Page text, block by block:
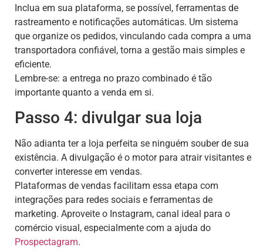
Inclua em sua plataforma, se possível, ferramentas de
rastreamento e notificações automáticas. Um sistema
que organize os pedidos, vinculando cada compra a uma
transportadora confiável, torna a gestão mais simples e
eficiente.
Lembre-se: a entrega no prazo combinado é tão
importante quanto a venda em si.
Passo 4: divulgar sua loja
Não adianta ter a loja perfeita se ninguém souber de sua
existência. A divulgação é o motor para atrair visitantes e
converter interesse em vendas.
Plataformas de vendas facilitam essa etapa com
integrações para redes sociais e ferramentas de
marketing. Aproveite o Instagram, canal ideal para o
comércio visual, especialmente com a ajuda do
Prospectagram.